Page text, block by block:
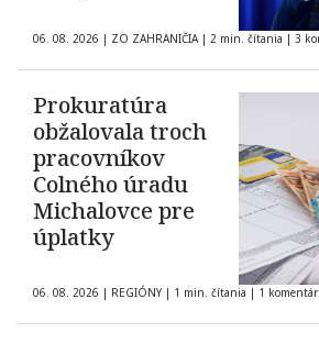
06. 08. 2026 | ZO ZAHRANIČIA | 2 min. čítania | 3
Prokuratúra
obžalovala troch
pracovníkov
Colného úradu
Michalovce pre
úplatky
06. 08. 2026 | REGIÓNY | 1 min. čítania | 1 komentár